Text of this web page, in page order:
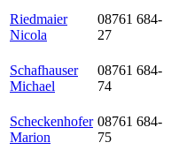
Riedmaier
Nicola
08761 684-
27
Schafhauser
Michael
08761 684-
74
Scheckenhofer
Marion
08761 684-
75